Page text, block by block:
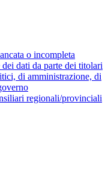
o incompleta
dati da parte dei titolari
di amministrazione, di
regionali/provinciali